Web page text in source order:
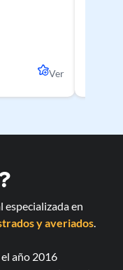
Ver
en
y averiados
año 2016